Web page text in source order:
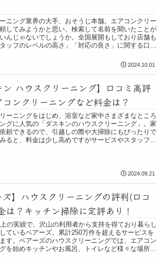
ニング業界の大手、おそうじ本舗。エアコンクリー
してみようかと思い、検索して名前を聞いたことが
んじゃないでしょうか。全国展開もしており店舗も
ッフのレベルの高さ」「対応の良さ」に関する口コ
2024.10.01
ン ハウスクリーニング】口コミ高評
ンクリーニングなど料金は？
ーニングをはじめ、浴室など家中さまざまなところ
グに人気の「ダスキンのハウスクリーニング」。家
頼できるので、引越しの際や大掃除にもぴったりで
ると、料金は少し高めですがサービスやスタッフの
2024.09.21
ズ】ハウスクリーニングの評判(口コ
は？キッチン掃除に定評あり！
の実績で、沢山の利用者から支持を得ており暮らし
ているベアーズ。累計250万件を超えるサービスを
す。ベアーズのハウスクリーニングでは、エアコン
を始めキッチンやお風呂、トイレなど様々な場所の